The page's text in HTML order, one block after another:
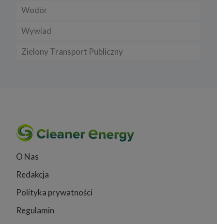
Wodór
Wywiad
Zielony Transport Publiczny
O Nas
Redakcja
Polityka prywatności
Regulamin